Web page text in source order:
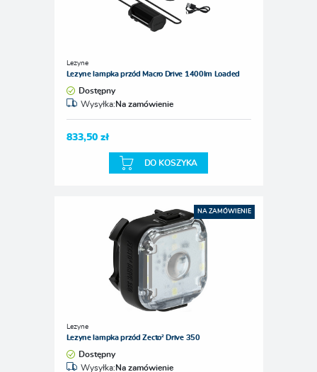
Lezyne
Lezyne lampka przód Macro Drive 1400lm Loaded
Dostępny
Wysyłka:Na zamówienie
833,50 zł
DO KOSZYKA
NA ZAMÓWIENIE
Lezyne
Lezyne lampka przód Zecto² Drive 350
Dostępny
Wysyłka:Na zamówienie